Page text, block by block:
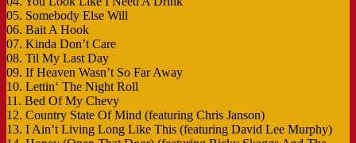
05. Somebody Else Will
06. Bait A Hook
07. Kinda Don’t Care
08. Til My Last Day
09. If Heaven Wasn’t So Far Away
10. Lettin‘ The Night Roll
11. Bed Of My Chevy
12. Country State Of Mind (featuring Chris Janson)
13. I Ain’t Living Long Like This (featuring David Lee Murphy)